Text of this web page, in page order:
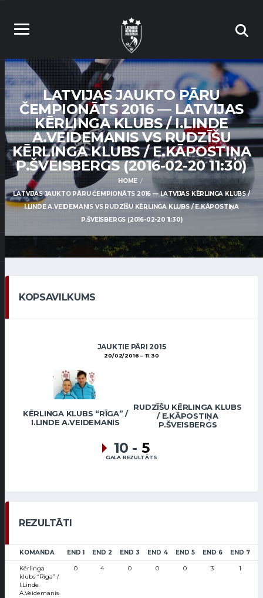
LATVIJAS JAUKTO PĀRU
ČEMPIONĀTS 2016 — LATVIJAS
KĒRLINGA KLUBS / I.LINDE
A.VEIDEMANIS VS RUDZĪŠU
KĒRLINGA KLUBS / E.KĀPOSTIŅA
P.ŠVEISBERGS (2016-02-20 11:30)
HOME
LATVIJAS JAUKTO PĀRU ČEMPIONĀTS 2016 — LATVIJAS KĒRLINGA KLUBS /
I.LINDE A.VEIDEMANIS VS RUDZĪŠU KĒRLINGA KLUBS / E.KĀPOSTIŅA
P.ŠVEISBERGS (2016-02-20 11:30)
KOPSAVILKUMS
JAUKTIE PĀRI 2015
20/02/2016 11:30
KĒRLINGA KLUBS “RĪGA” /
I.LINDE A.VEIDEMANIS
RUDZĪŠU KĒRLINGA KLUBS
/ E.KĀPOSTIŅA
P.ŠVEISBERGS
10 - 5
GALA REZULTĀTS
REZULTĀTI
KOMANDA END 1 END 2 END 3 END 4 END 5 END 6 END 7
Kērlinga
klubs “Rīga” /
I.Linde
A.Veidemanis
0 4 0 0 0 3 1